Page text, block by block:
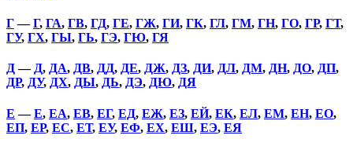
Г—Г, ГА, ГВ, ГД, ГЕ, ГЖ, ГИ, ГК, ГЛ, ГМ, ГН, ГО, ГР, ГТ,
ГУ, ГХ, ГЫ, ГЬ, ГЭ, ГЮ, ГЯ
Д— Д, ДА, ДВ, ДД, ДЕ, ДЖ, ДЗ, ДИ, ДЛ, ДМ, ДН, ДО, ДП,
ДР, ДУ, ДХ, ДЫ, ДЬ, ДЭ, ДЮ, ДЯ
Е —Е, ЕА, ЕВ, ЕГ, ЕД, ЕЖ, ЕЗ, ЕЙ, ЕК, ЕЛ, ЕМ, ЕН, ЕО,
ЕП, ЕР, ЕС, ЕТ, ЕУ, ЕФ, ЕХ, ЕШ, ЕЭ, ЕЯ